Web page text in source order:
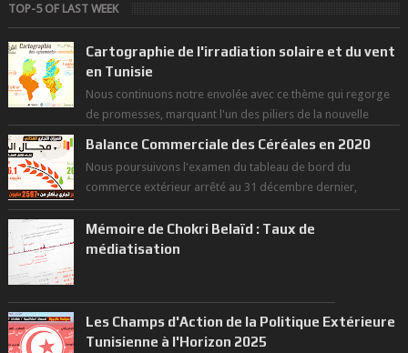
TOP-5 OF LAST WEEK
Cartographie de l'irradiation solaire et du vent
en Tunisie
Nous continuons notre envolée avec ce thème qui regorge
de promesses, marquant l'un des piliers de la nouvelle
Balance Commerciale des Céréales en 2020
Nous poursuivons l'examen du tableau de bord du
commerce extérieur arrêté au 31 décembre dernier,
rendant compte de nos prouesses et man...
Mémoire de Chokri Belaïd : Taux de
médiatisation
Les Champs d'Action de la Politique Extérieure
Tunisienne à l'Horizon 2025